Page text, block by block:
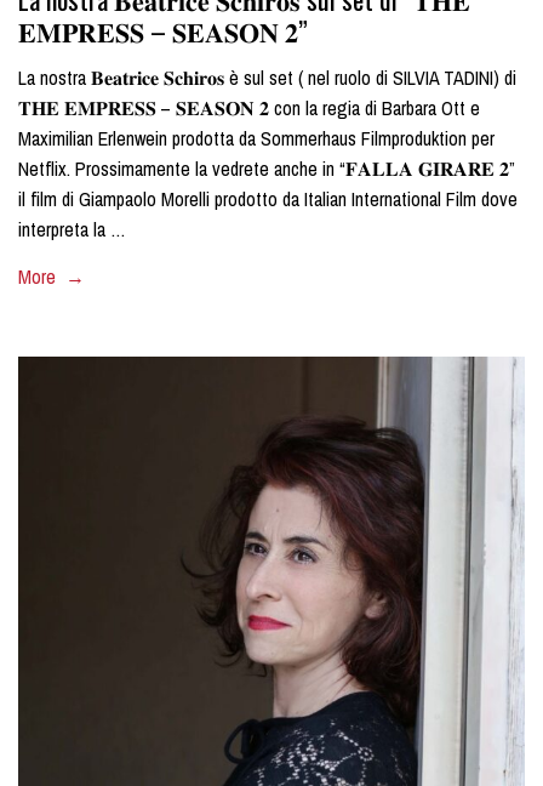
𝐄𝐌𝐏𝐑𝐄𝐒𝐒 – 𝐒𝐄𝐀𝐒𝐎𝐍 𝟐”
La nostra 𝐁𝐞𝐚𝐭𝐫𝐢𝐜𝐞 𝐒𝐜𝐡𝐢𝐫𝐨𝐬 è sul set ( nel ruolo di SILVIA TADINI) di
𝐓𝐇𝐄 𝐄𝐌𝐏𝐑𝐄𝐒𝐒 – 𝐒𝐄𝐀𝐒𝐎𝐍 𝟐 con la regia di Barbara Ott e
Maximilian Erlenwein prodotta da Sommerhaus Filmproduktion per
Netflix. Prossimamente la vedrete anche in “𝐅𝐀𝐋𝐋𝐀 𝐆𝐈𝐑𝐀𝐑𝐄 𝟐”
il film di Giampaolo Morelli prodotto da Italian International Film dove
interpreta la …
More →